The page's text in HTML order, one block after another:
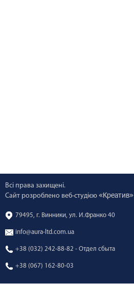
Всі права захищені.
Сайт розроблено веб-студією «Креатив»
79495, г. Винники, ул. И.Франко 40
info@aura-ltd.com.ua
+38 (032) 242-88-82 - Отдел сбыта
+38 (067) 162-80-03